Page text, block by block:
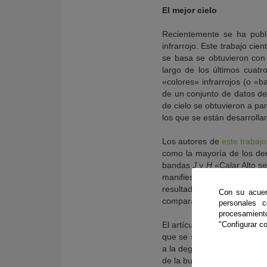
El mejor cielo
Recientemente se ha
infrarrojo. Este trabajo
se basa se obtuvieron
largo de los últimos
«colores» infrarrojos (o
de un conjunto de datos
de cielo se obtuvieron a
los que se están
Los autores deeste trabajo
como la mayoría de los
bandasJ y H«Calar Alto
manifiestamente
resultado se refiere a la
comparación con el brillo
El artículo hace referencia
que se suele denominar
a la degradación de la
de la buena calidad
Con su
personales
"Configurar